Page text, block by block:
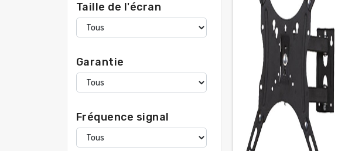
Taille de l'écran
Garantie
Fréquence signal